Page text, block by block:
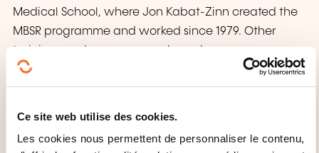
Ce site web utilise des cookies.
Les cookies nous permettent de personnaliser le contenu,
Medical School, where Jon Kabat-Zinn created the
MBSR programme and worked since 1979. Other
trainings and programs are based on
(self-)compassion practices (MSC, Kristin Neff and
Chris Germer), as well as topics such as resilience,
public), as well as external professor at the